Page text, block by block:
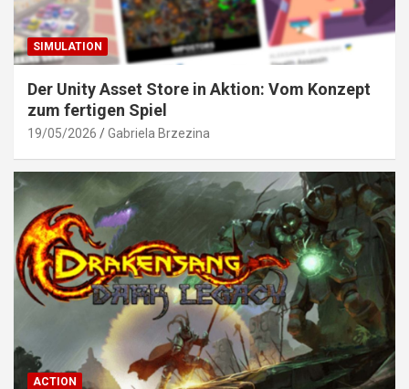
SIMULATION
Der Unity Asset Store in Aktion: Vom Konzept
zum fertigen Spiel
19/05/2026 Gabriela Brzezina
ACTION